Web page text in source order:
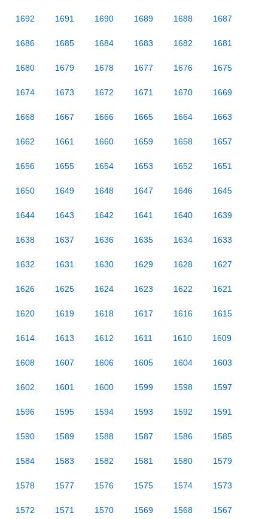
1692 1691 1690 1689 1688 1687
1686 1685 1684 1683 1682 1681
1680 1679 1678 1677 1676 1675
1674 1673 1672 1671 1670 1669
1668 1667 1666 1665 1664 1663
1662 1661 1660 1659 1658 1657
1656 1655 1654 1653 1652 1651
1650 1649 1648 1647 1646 1645
1644 1643 1642 1641 1640 1639
1638 1637 1636 1635 1634 1633
1632 1631 1630 1629 1628 1627
1626 1625 1624 1623 1622 1621
1620 1619 1618 1617 1616 1615
1614 1613 1612 1611 1610 1609
1608 1607 1606 1605 1604 1603
1602 1601 1600 1599 1598 1597
1596 1595 1594 1593 1592 1591
1590 1589 1588 1587 1586 1585
1584 1583 1582 1581 1580 1579
1578 1577 1576 1575 1574 1573
1572 1571 1570 1569 1568 1567